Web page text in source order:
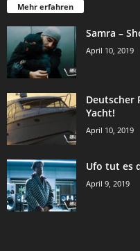
Mehr erfahren
Samra –
April 10, 2019
Deutscher
Yacht!
April 10, 2019
Ufo tut es
April 9, 2019